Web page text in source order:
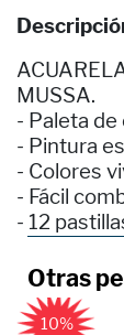
MUSSA.
- Paleta de
- Pintura
- Colores
- Fácil
- 12
Otras
10%